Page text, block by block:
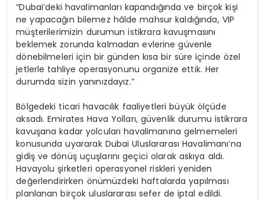
“Dubai’deki havalimanları kapandığında ve birçok kişi
ne yapacağın bilemez hâlde mahsur kaldığında, VIP
müşterilerimizin durumun istikrara kavuşmasını
beklemek zorunda kalmadan evlerine güvenle
dönebilmeleri için bir günden kısa bir süre içinde özel
jetlerle tahliye operasyonunu organize ettik. Her
durumda sizin yanınızdayız.”
Bölgedeki ticari havacılık faaliyetleri büyük ölçüde
aksadı. Emirates Hava Yolları, güvenlik durumu istikrara
kavuşana kadar yolcuları havalimanına gelmemeleri
konusunda uyararak Dubai Uluslararası Havalimanı’na
gidiş ve dönüş uçuşlarını geçici olarak askıya aldı.
Havayolu şirketleri operasyonel riskleri yeniden
değerlendirirken önümüzdeki haftalarda yapılması
planlanan birçok uluslararası sefer de iptal edildi.